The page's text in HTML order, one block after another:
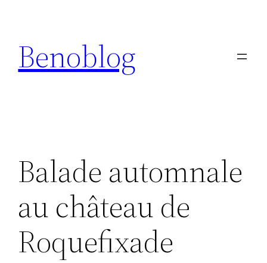
contenu
Benoblog
Balade automnale
au château de
Roquefixade